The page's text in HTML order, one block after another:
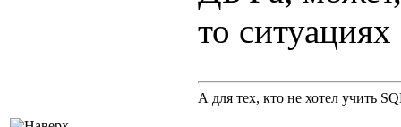
то ситуациях
А для тех, кто не хотел учить